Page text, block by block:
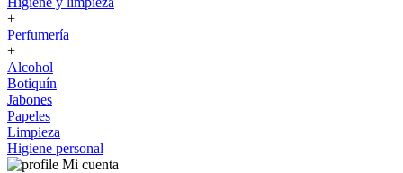
+
Perfumería
+
Alcohol
Botiquín
Jabones
Papeles
Limpieza
Higiene personal
Mi cuenta